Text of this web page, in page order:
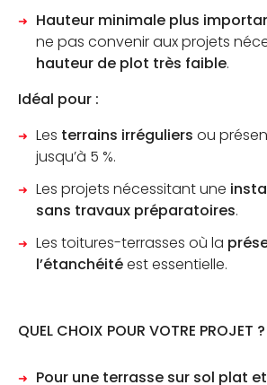
Hauteur minimale plus
ne pas convenir aux projets
hauteur de plot très faible.
Idéal pour :
Les terrains irréguliers ou
jusqu’à 5 %.
Les projets nécessitant une
sans travaux préparatoires.
Les toitures-terrasses où la
l’étanchéitéest essentielle.
QUEL CHOIX POUR VOTRE PROJET ?
Pour une terrasse sur sol plat